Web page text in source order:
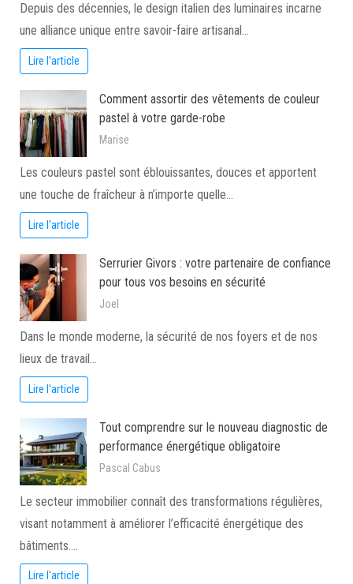
Depuis des décennies, le design italien des luminaires incarne
une alliance unique entre savoir-faire artisanal…
Lire l'article
Comment assortir des vêtements de couleur
pastel à votre garde-robe
Marise
Les couleurs pastel sont éblouissantes, douces et apportent
une touche de fraîcheur à n’importe quelle…
Lire l'article
Serrurier Givors : votre partenaire de confiance
pour tous vos besoins en sécurité
Joel
Dans le monde moderne, la sécurité de nos foyers et de nos
lieux de travail…
Lire l'article
Tout comprendre sur le nouveau diagnostic de
performance énergétique obligatoire
Pascal Cabus
Le secteur immobilier connaît des transformations régulières,
visant notamment à améliorer l’efficacité énergétique des
bâtiments.…
Lire l'article